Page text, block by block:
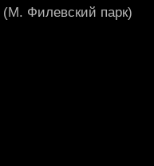
(М. Филевский парк)